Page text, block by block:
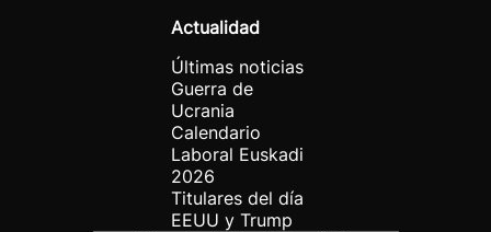
Actualidad
Últimas noticias
Guerra de
Ucrania
Calendario
Laboral Euskadi
2026
Titulares del día
EEUU y Trump